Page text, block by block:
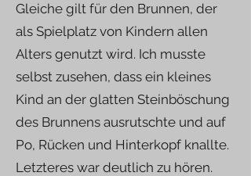
Gleiche gilt für den Brunnen, der
als Spielplatz von Kindern allen
Alters genutzt wird. Ich musste
selbst zusehen, dass ein kleines
Kind an der glatten Steinböschung
des Brunnens ausrutschte und auf
Po, Rücken und Hinterkopf knallte.
Letzteres war deutlich zu hören.